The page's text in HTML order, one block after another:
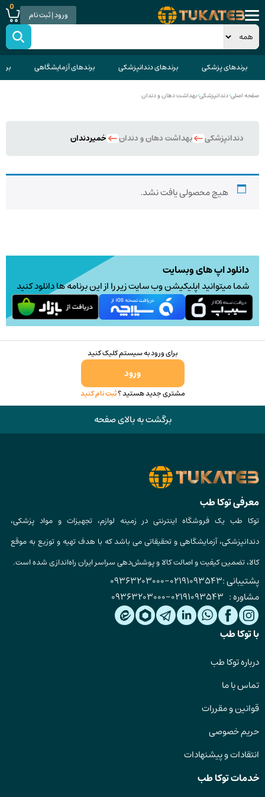
ورود | ثبت نام
0
برندهای پزشکی برندهای دندانپزشکی برندهای آزمایشگاهی
صفحه اصلی>دندانپزشکی>بهداشت دهان و دندان
دندانپزشکی بهداشت دهان و دندان خمیردندان
هیچ محصولی یافت نشد.
دانلود اپ های وبسایت
شما میتوانید اپلیکیشن وب سایت زیر را از این برنامه ها دانلود کنید
برای ورود به سیستم کلیک کنید
ورود
مشتری جدید هستید ؟ثبت نام کنید
برگشت به بالای صفحه
معرفی توکا طب
توکا طب یک فروشگاه اینترنتی در زمینه لوازم، تجهیزات و مواد پزشکی،
دندانپزشکی، آزمایشگاهی و تحقیقاتی می باشد که با هدف تهیه و توزیع به موقع
کالا، تضمین کیفیت و اصالت کالا و پوشش‌دهی سراسر ایران راه‌اندازی شده است.
پشتیبانی :02191093543
-
09363203000
مشاوره : 02191093543
-
09363203000
با توکا طب
درباره توکا طب
تماس با ما
قوانین و مقررات
حریم خصوصی
انتقادات و پیشنهادات
خدمات توکا طب